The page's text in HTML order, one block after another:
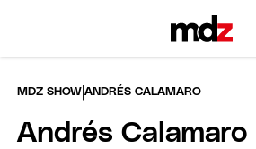
MDZ SHOW |ANDRÉS CALAMARO
Andrés Calamaro